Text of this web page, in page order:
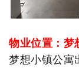
物业位置：梦
梦想小镇公寓